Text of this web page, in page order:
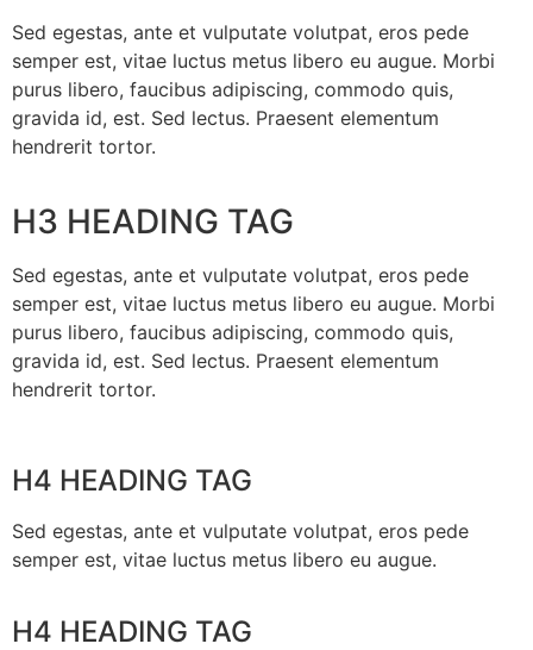
Sed egestas, ante et vulputate volutpat, eros pede
semper est, vitae luctus metus libero eu augue. Morbi
purus libero, faucibus adipiscing, commodo quis,
gravida id, est. Sed lectus. Praesent elementum
hendrerit tortor.
H3 HEADING TAG
Sed egestas, ante et vulputate volutpat, eros pede
semper est, vitae luctus metus libero eu augue. Morbi
purus libero, faucibus adipiscing, commodo quis,
gravida id, est. Sed lectus. Praesent elementum
hendrerit tortor.
H4 HEADING TAG
Sed egestas, ante et vulputate volutpat, eros pede
semper est, vitae luctus metus libero eu augue.
H4 HEADING TAG